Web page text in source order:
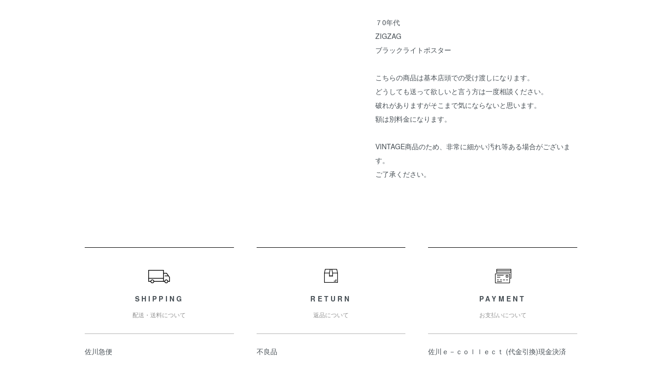
７0年代
ZIGZAG
ブラックライトポスター
こちらの商品は基本店頭での受け渡しになります。
どうしても送って欲しいと言う方は一度相談ください。
破れがありますがそこまで気にならないと思います。
額は別料金になります。
VINTAGE商品のため、非常に細かい汚れ等ある場合がございま
す。
ご了承ください。
SHIPPING
配送・送料について
佐川急便
RETURN
返品について
不良品
PAYMENT
お支払いについて
佐川ｅ－ｃｏｌｌｅｃｔ (代金引換)現金決済